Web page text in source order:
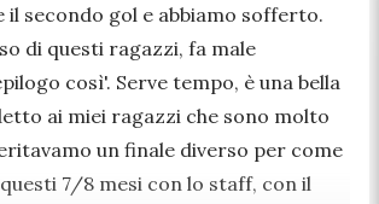
il secondo gol e abbiamo sofferto.
di questi ragazzi, fa male
così'. Serve tempo, è una bella
ai miei ragazzi che sono molto
un finale diverso per come
7/8 mesi con lo staff, con il